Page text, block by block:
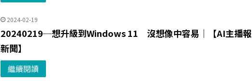
2024-02-19
20240219─想升級到Windows 11 沒想像中容易｜【AI主播報
新聞】
繼續閱讀